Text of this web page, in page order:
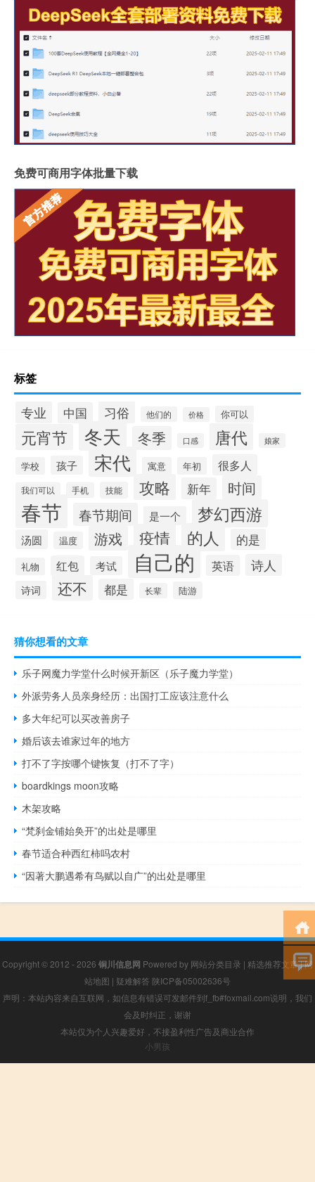
免费可商用字体批量下载
标签
专业 中国 习俗 他们的 价格 你可以
元宵节 冬天 冬季 口感 唐代 娘家
学校 孩子 宋代 寓意 年初 很多人
我们可以 手机 技能 攻略 新年 时间
春节 春节期间 是一个 梦幻西游
汤圆 温度 游戏 疫情 的人 的是
礼物 红包 考试 自己的 英语 诗人
诗词 还不 都是 长辈 陆游
猜你想看的文章
乐子网魔力学堂什么时候开新区（乐子魔力学堂）
外派劳务人员亲身经历：出国打工应该注意什么
多大年纪可以买改善房子
婚后该去谁家过年的地方
打不了字按哪个键恢复（打不了字）
boardkings moon攻略
木架攻略
“梵刹金铺始奂开”的出处是哪里
春节适合种西红柿吗农村
“因著大鹏遇希有鸟赋以自广”的出处是哪里
Copyright © 2012 - 2026 铜川信息网 Powered by 网站分类目录 | 精选推荐文章|网
站地图 | 疑难解答 陕ICP备05002636号
声明：本站内容来自互联网，如信息有错误可发邮件到f_fb#foxmail.com说明，我们
会及时纠正，谢谢
本站仅为个人兴趣爱好，不接盈利性广告及商业合作
小男孩